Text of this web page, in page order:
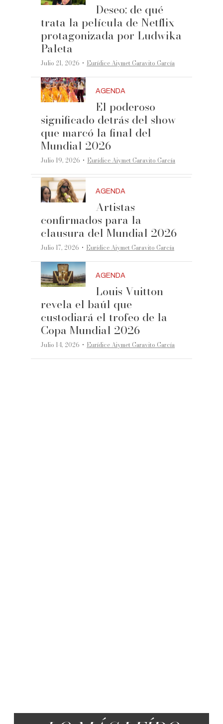
Deseo: de qué
trata la película de Netflix
protagonizada por Ludwika
Paleta
Julio 21, 2026 ·Eurídice Aiymet Garavito García
AGENDA
El poderoso
significado detrás del show
que marcó la final del
Mundial 2026
Julio 19, 2026 ·Eurídice Aiymet Garavito García
AGENDA
Artistas
confirmados para la
clausura del Mundial 2026
Julio 17, 2026 ·Eurídice Aiymet Garavito García
AGENDA
Louis Vuitton
revela el baúl que
custodiará el trofeo de la
Copa Mundial 2026
Julio 14, 2026 ·Eurídice Aiymet Garavito García